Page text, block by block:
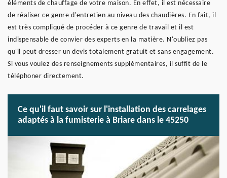
éléments de chauffage de votre maison. En effet, il est nécessaire
de réaliser ce genre d'entretien au niveau des chaudières. En fait, il
est très compliqué de procéder à ce genre de travail et il est
indispensable de convier des experts en la matière. N'oubliez pas
qu'il peut dresser un devis totalement gratuit et sans engagement.
Si vous voulez des renseignements supplémentaires, il suffit de le
téléphoner directement.
Ce qu'il faut savoir sur l'installation des carrelages
adaptés à la fumisterie à Briare dans le 45250